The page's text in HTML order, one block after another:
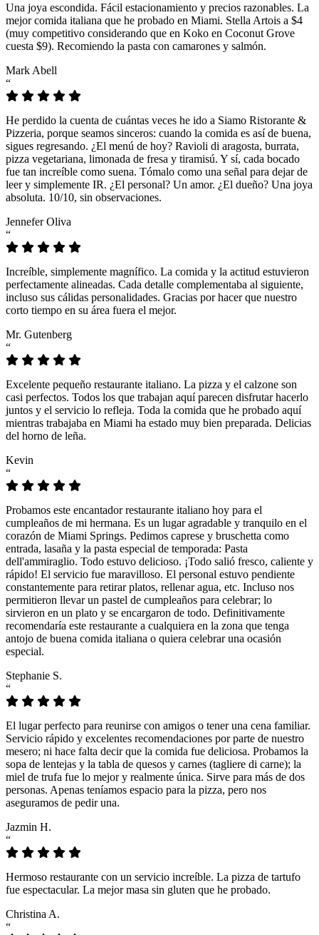
Una joya escondida. Fácil estacionamiento y precios razonables. La
mejor comida italiana que he probado en Miami. Stella Artois a $4
(muy competitivo considerando que en Koko en Coconut Grove
cuesta $9). Recomiendo la pasta con camarones y salmón.
Mark Abell
“
He perdido la cuenta de cuántas veces he ido a Siamo Ristorante &
Pizzeria, porque seamos sinceros: cuando la comida es así de buena,
sigues regresando. ¿El menú de hoy? Ravioli di aragosta, burrata,
pizza vegetariana, limonada de fresa y tiramisú. Y sí, cada bocado
fue tan increíble como suena. Tómalo como una señal para dejar de
leer y simplemente IR. ¿El personal? Un amor. ¿El dueño? Una joya
absoluta. 10/10, sin observaciones.
Jennefer Oliva
“
Increíble, simplemente magnífico. La comida y la actitud estuvieron
perfectamente alineadas. Cada detalle complementaba al siguiente,
incluso sus cálidas personalidades. Gracias por hacer que nuestro
corto tiempo en su área fuera el mejor.
Mr. Gutenberg
“
Excelente pequeño restaurante italiano. La pizza y el calzone son
casi perfectos. Todos los que trabajan aquí parecen disfrutar hacerlo
juntos y el servicio lo refleja. Toda la comida que he probado aquí
mientras trabajaba en Miami ha estado muy bien preparada. Delicias
del horno de leña.
Kevin
“
Probamos este encantador restaurante italiano hoy para el
cumpleaños de mi hermana. Es un lugar agradable y tranquilo en el
corazón de Miami Springs. Pedimos caprese y bruschetta como
entrada, lasaña y la pasta especial de temporada: Pasta
dell'ammiraglio. Todo estuvo delicioso. ¡Todo salió fresco, caliente y
rápido! El servicio fue maravilloso. El personal estuvo pendiente
constantemente para retirar platos, rellenar agua, etc. Incluso nos
permitieron llevar un pastel de cumpleaños para celebrar; lo
sirvieron en un plato y se encargaron de todo. Definitivamente
recomendaría este restaurante a cualquiera en la zona que tenga
antojo de buena comida italiana o quiera celebrar una ocasión
especial.
Stephanie S.
“
El lugar perfecto para reunirse con amigos o tener una cena familiar.
Servicio rápido y excelentes recomendaciones por parte de nuestro
mesero; ni hace falta decir que la comida fue deliciosa. Probamos la
sopa de lentejas y la tabla de quesos y carnes (tagliere di carne); la
miel de trufa fue lo mejor y realmente única. Sirve para más de dos
personas. Apenas teníamos espacio para la pizza, pero nos
aseguramos de pedir una.
Jazmin H.
“
Hermoso restaurante con un servicio increíble. La pizza de tartufo
fue espectacular. La mejor masa sin gluten que he probado.
Christina A.
“